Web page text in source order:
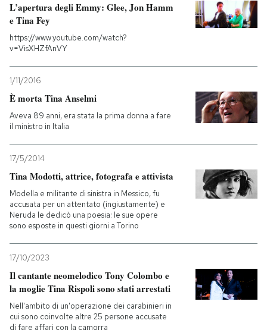
Entra
L’apertura degli Emmy: Glee, Jon Hamm
e Tina Fey
https://www.youtube.com/watch?
v=VisXHZfAnVY
1/11/2016
È morta Tina Anselmi
Aveva 89 anni, era stata la prima donna a fare
il ministro in Italia
17/5/2014
Tina Modotti, attrice, fotografa e attivista
Modella e militante di sinistra in Messico, fu
accusata per un attentato (ingiustamente) e
Neruda le dedicò una poesia: le sue opere
sono esposte in questi giorni a Torino
17/10/2023
Il cantante neomelodico Tony Colombo e
la moglie Tina Rispoli sono stati arrestati
Nell'ambito di un'operazione dei carabinieri in
cui sono coinvolte altre 25 persone accusate
di fare affari con la camorra